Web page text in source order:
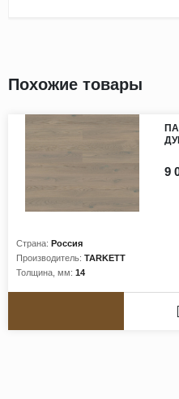
Похожие товары
Страна: Россия
Производитель: TARKETT
Толщина, мм: 14
9